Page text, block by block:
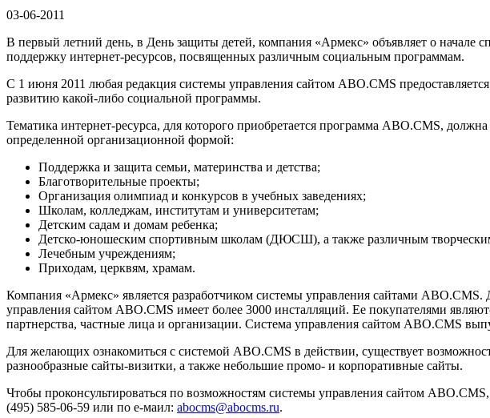
03-06-2011
В первый летний день, в День защиты детей, компания «Армекс» объявляет о начале
поддержку интернет-ресурсов, посвященных различным социальным программам.
С 1 июня 2011 любая редакция системы управления сайтом ABO.CMS
развитию какой-либо социальной программы.
Тематика интернет-ресурса, для которого приобретается программа ABO.CMS,
определенной организационной формой:
Поддержка и защита семьи, материнства и детства;
Благотворительные проекты;
Организация олимпиад и конкурсов в учебных заведениях;
Школам, колледжам, институтам и университетам;
Детским садам и домам ребенка;
Детско-юношеским спортивным школам (ДЮСШ), а также различным
Лечебным учреждениям;
Приходам, церквям, храмам.
Компания «Армекс» является разработчиком системы управления сайтами
управления сайтом ABO.CMS имеет более 3000 инсталляций. Ее покупателями
партнерства, частные лица и организации. Система управления сайтом ABO.CMS
Для желающих ознакомиться с системой ABO.CMS в действии, существует
разнообразные сайты-визитки, а также небольшие промо- и корпоративные сайты.
Чтобы проконсультироваться по возможностям системы управления сайтом
(495) 585-06-59 или по е-маил: abocms@abocms.ru.